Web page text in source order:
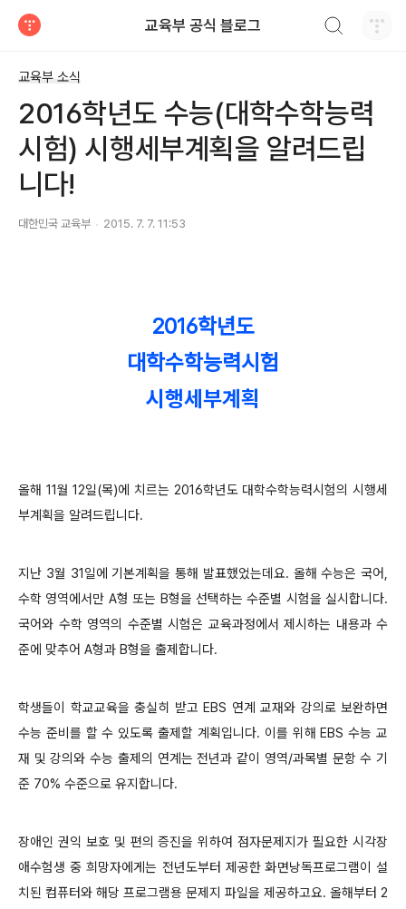
교육부 공식 블로그
교육부 소식
2016학년도 수능(대학수학능력
시험) 시행세부계획을 알려드립
니다!
대한민국 교육부 2015. 7. 7. 11:53
​​2016학년도
대학수학능력시험
시행세부계획
올해 11월 12일(목)에 치르는 2016학년도 대학수학능력시험의 시행세
부계획을 알려드립니다.
지난 3월 31일에 기본계획을 통해 발표했었는데요. 올해 수능은 국어,
수학 영역에서만 A형 또는 B형을 선택하는 수준별 시험을 실시합니다.
국어와 수학 영역의 수준별 시험은 교육과정에서 제시하는 내용과 수
준에 맞추어 A형과 B형을 출제합니다.
​학생들이 학교교육을 충실히 받고 EBS 연계 교재와 강의로 보완하면
수능 준비를 할 수 있도록 출제할 계획입니다. 이를 위해 EBS 수능 교
재 및 강의와 수능 출제의 연계는 전년과 같이 영역/과목별 문항 수 기
준 70% 수준으로 유지합니다.
​장애인 권익 보호 및 편의 증진을 위하여 점자문제지가 필요한 시각장
애수험생 중 희망자에게는 전년도부터 제공한 화면낭독프로그램이 설
치된 컴퓨터와 해당 프로그램용 문제지 파일을 제공하고요. 올해부터 2